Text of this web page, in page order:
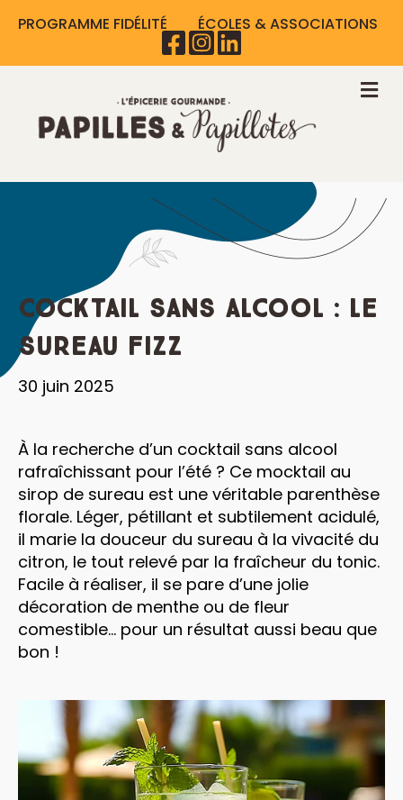
PROGRAMME FIDÉLITÉ ÉCOLES & ASSOCIATIONS
Cocktail sans alcool : le
Sureau Fizz
30 juin 2025
À la recherche d’un cocktail sans alcool
rafraîchissant pour l’été ? Ce mocktail au
sirop de sureau est une véritable parenthèse
florale. Léger, pétillant et subtilement acidulé,
il marie la douceur du sureau à la vivacité du
citron, le tout relevé par la fraîcheur du tonic.
Facile à réaliser, il se pare d’une jolie
décoration de menthe ou de fleur
comestible… pour un résultat aussi beau que
bon !